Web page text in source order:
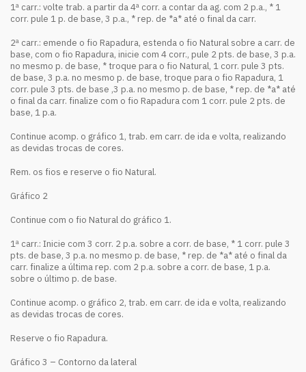
1ª carr.: volte trab. a partir da 4ª corr. a contar da ag. com 2 p.a., * 1
corr. pule 1 p. de base, 3 p.a., * rep. de *a* até o final da carr.
2ª carr.: emende o fio Rapadura, estenda o fio Natural sobre a carr. de
base, com o fio Rapadura, inicie com 4 corr., pule 2 pts. de base, 3 p.a.
no mesmo p. de base, * troque para o fio Natural, 1 corr. pule 3 pts.
de base, 3 p.a. no mesmo p. de base, troque para o fio Rapadura, 1
corr. pule 3 pts. de base ,3 p.a. no mesmo p. de base, * rep. de *a* até
o final da carr. finalize com o fio Rapadura com 1 corr. pule 2 pts. de
base, 1 p.a.
Continue acomp. o gráfico 1, trab. em carr. de ida e volta, realizando
as devidas trocas de cores.
Rem. os fios e reserve o fio Natural.
Gráfico 2
Continue com o fio Natural do gráfico 1.
1ª carr.: Inicie com 3 corr. 2 p.a. sobre a corr. de base, * 1 corr. pule 3
pts. de base, 3 p.a. no mesmo p. de base, * rep. de *a* até o final da
carr. finalize a última rep. com 2 p.a. sobre a corr. de base, 1 p.a.
sobre o último p. de base.
Continue acomp. o gráfico 2, trab. em carr. de ida e volta, realizando
as devidas trocas de cores.
Reserve o fio Rapadura.
Gráfico 3 – Contorno da lateral